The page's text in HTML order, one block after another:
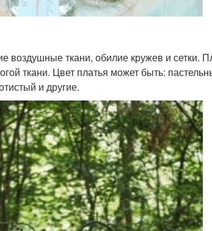
воздушные ткани, обилие кружев и сетки.
ткани. Цвет платья может быть:
и другие.